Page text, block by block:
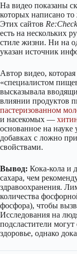
На видео показаны
которых написано то
Этих сайтов Re:Check
есть на нескольких
стиле жизни. Ни на
указан источник
Автор видео,
«специалистом
высказывала
влиянии продуктов
пастеризованном
и насекомых —
основанное на
добавках с ложно
свойствами.
Вывод: Кока-кола и
сахара, чем
здравоохранения.
количества
фосфора), чтобы
Исследования на
подсластители
здоровье, однако